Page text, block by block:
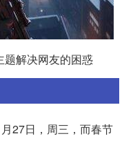
题解决网友的困惑
27日，周三，而春节